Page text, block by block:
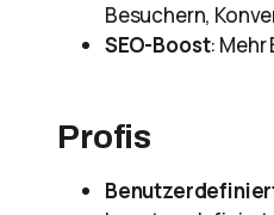
Besuchern,
SEO-Boost: Mehr
Profis